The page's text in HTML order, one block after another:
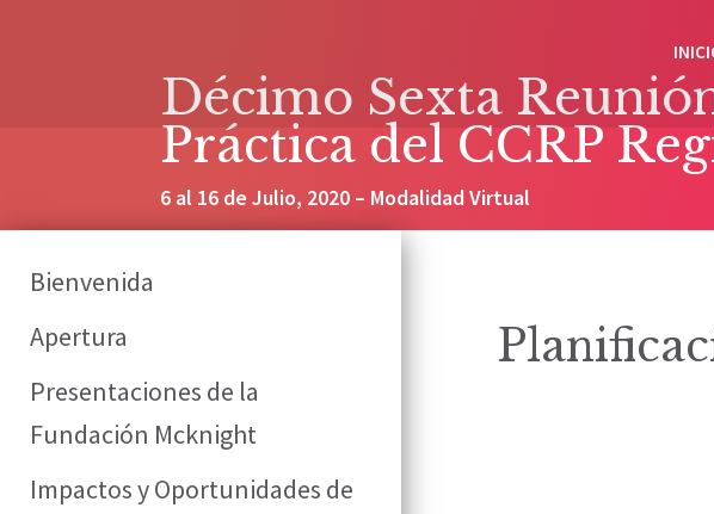
Décimo Sexta
Práctica del CCRP
6 al 16 de Julio, 2020 – Modalidad Virtual
Bienvenida
Apertura
Presentaciones de la
Fundación Mcknight
Impactos y Oportunidades de